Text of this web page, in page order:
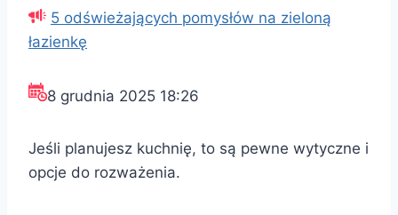
5 odświeżających pomysłów na zieloną
łazienkę
8 grudnia 2025 18:26
Jeśli planujesz kuchnię, to są pewne wytyczne i
opcje do rozważenia.